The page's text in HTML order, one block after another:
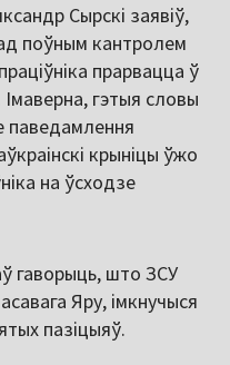
Сырскі заявіў,
поўным кантролем
прарвацца ў
гэтыя словы
паведамлення
крыніцы ўжо
на ўсходзе
гаворыць, што ЗСУ
Яру, імкнучыся
пазіцыяў.